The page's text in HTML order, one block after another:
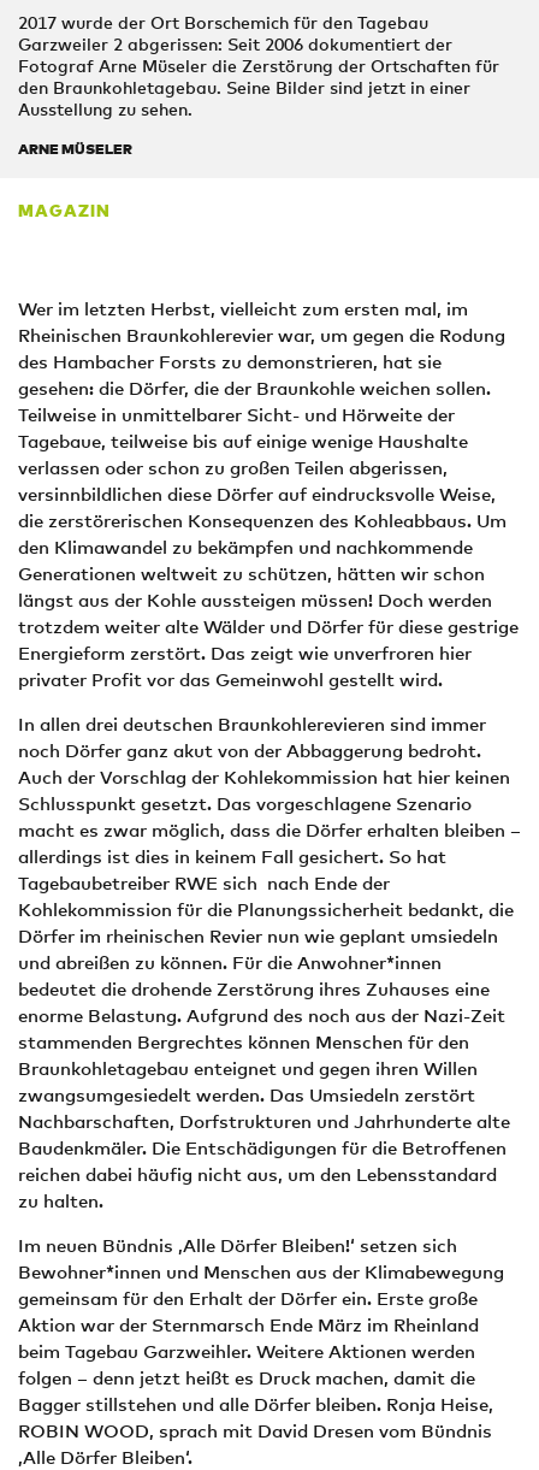
2017 wurde der Ort Borschemich für den Tagebau
Garzweiler 2 abgerissen: Seit 2006 dokumentiert der
Fotograf Arne Müseler die Zerstörung der Ortschaften für
den Braunkohletagebau. Seine Bilder sind jetzt in einer
Ausstellung zu sehen.
ARNE MÜSELER
MAGAZIN
Wer im letzten Herbst, vielleicht zum ersten mal, im
Rheinischen Braunkohlerevier war, um gegen die Rodung
des Hambacher Forsts zu demonstrieren, hat sie
gesehen: die Dörfer, die der Braunkohle weichen sollen.
Teilweise in unmittelbarer Sicht- und Hörweite der
Tagebaue, teilweise bis auf einige wenige Haushalte
verlassen oder schon zu großen Teilen abgerissen,
versinnbildlichen diese Dörfer auf eindrucksvolle Weise,
die zerstörerischen Konsequenzen des Kohleabbaus. Um
den Klima­wandel zu bekämpfen und nachkommende
Generationen weltweit zu schützen, hätten wir schon
längst aus der Kohle aussteigen müssen! Doch werden
trotzdem weiter alte Wälder und Dörfer für diese gestrige
Energieform zerstört. Das zeigt wie unverfroren hier
privater Profit vor das Gemeinwohl gestellt wird.
In allen drei deutschen Braunkohlerevieren sind immer
noch Dörfer ganz akut von der Abbaggerung bedroht.
Auch der Vorschlag der Kohlekommission hat hier keinen
Schlusspunkt gesetzt. Das vorgeschlagene Szenario
macht es zwar möglich, dass die Dörfer erhalten bleiben –
allerdings ist dies in keinem Fall gesichert. So hat
Tagebaubetreiber RWE sich nach Ende der
Kohlekommission für die Planungssicherheit bedankt, die
Dörfer im rheinischen Revier nun wie geplant umsiedeln
und abreißen zu können. Für die Anwohner*innen
bedeutet die drohende Zerstörung ihres Zuhauses eine
enorme Belastung. Aufgrund des noch aus der Nazi-Zeit
stammenden Bergrechtes können Menschen für den
Braunkohletagebau enteignet und gegen ihren Willen
zwangsumgesiedelt werden. Das Umsiedeln zerstört
Nachbarschaften, Dorfstrukturen und Jahrhunderte alte
Baudenkmäler. Die Entschädigungen für die Betroffenen
reichen dabei häufig nicht aus, um den Lebensstandard
zu halten.
Im neuen Bündnis ‚Alle Dörfer Bleiben!‘ setzen sich
Bewohner*innen und Menschen aus der Klimabewegung
gemeinsam für den Erhalt der Dörfer ein. Erste große
Aktion war der Sternmarsch Ende März im Rheinland
beim Tagebau Garzweihler. Weitere Aktionen werden
folgen – denn jetzt heißt es Druck machen, damit die
Bagger stillstehen und alle Dörfer bleiben. Ronja Heise,
ROBIN WOOD, sprach mit David Dresen vom Bündnis
‚Alle Dörfer Bleiben‘.